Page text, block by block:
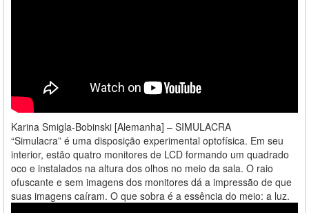
Karina Smigla-Bobinski [Alemanha] – SIMULACRA
“Simulacra” é uma disposição experimental optofísica. Em seu
interior, estão quatro monitores de LCD formando um quadrado
oco e instalados na altura dos olhos no meio da sala. O raio
ofuscante e sem imagens dos monitores dá a impressão de que
suas imagens caíram. O que sobra é a essência do meio: a luz.